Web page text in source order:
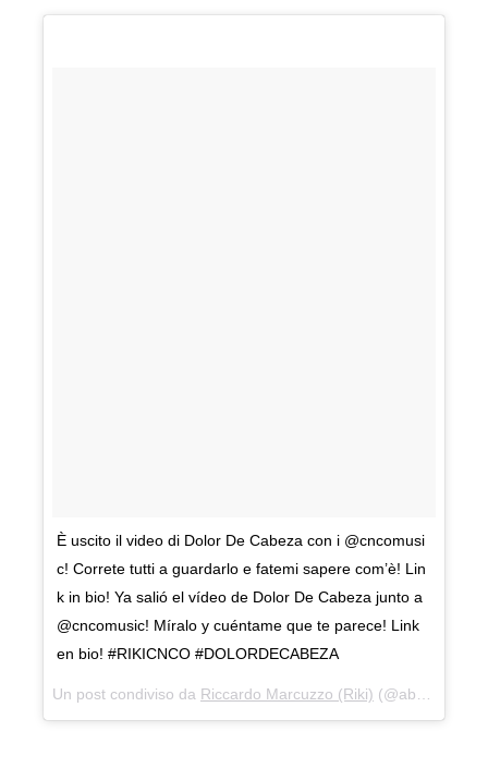
È uscito il video di Dolor De Cabeza con i @cncomusi
c! Correte tutti a guardarlo e fatemi sapere com’è! Lin
k in bio! Ya salió el vídeo de Dolor De Cabeza junto a
@cncomusic! Míralo y cuéntame que te parece! Link
en bio! #RIKICNCO #DOLORDECABEZA
Un post condiviso da Riccardo Marcuzzo (Riki) (@about_riki) in data: